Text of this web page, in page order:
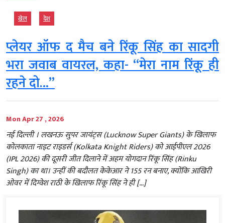
खेल देश
प्लेयर ऑफ द मैच बने रिंकू सिंह का सादगी
भरा जवाब वायरल, कहा- “मेरा नाम रिंकू ही
रहने दो…”
Mon Apr 27 , 2026
नई दिल्‍ली । लखनऊ सुपर जायंट्स (Lucknow Super Giants) के खिलाफ
कोलकाता नाइट राइडर्स (Kolkata Knight Riders) को आईपीएल 2026
(IPL 2026) की दूसरी जीत दिलाने में अहम योगदान रिंकू सिंह (Rinku
Singh) का था। उन्हीं की बदौलत केकेआर ने 155 रन बनाए, क्योंकि आखिरी
ओवर में दिग्वेश राठी के खिलाफ रिंकू सिंह ने ही […]